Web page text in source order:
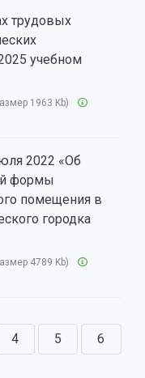
трудовых
учебном
1963 Kb)
2022 «Об
формы
помещения в
городка
4789 Kb)
4 5
6